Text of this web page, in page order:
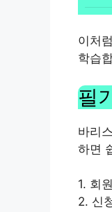
이처
학습
필
바리
하면
1. 회
2. 신